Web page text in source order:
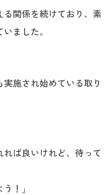
関係を続けており、素
ました。
施され始めている取り
れば良いけれど、待って
！」